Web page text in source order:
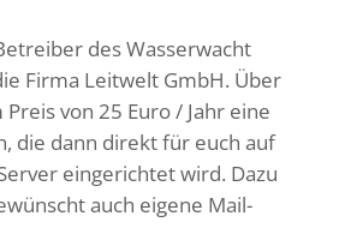
des Wasserwacht
Firma Leitwelt GmbH. Über
von 25 Euro / Jahr eine
die dann direkt für euch auf
eingerichtet wird. Dazu
auch eigene Mail-